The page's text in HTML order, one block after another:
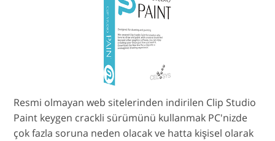
Resmi olmayan web sitelerinden indirilen Clip Studio
Paint keygen crackli sürümünü kullanmak PC'nizde
çok fazla soruna neden olacak ve hatta kişisel olarak